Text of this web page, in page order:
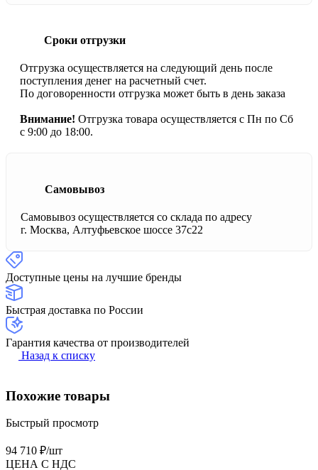
Сроки отгрузки
Отгрузка осуществляется на следующий день после
поступления денег на расчетный счет.
По договоренности отгрузка может быть в день заказа
Внимание! Отгрузка товара осуществляется с Пн по Сб
с 9:00 до 18:00.
Самовывоз
Самовывоз осуществляется со склада по адресу
г. Москва, Алтуфьевское шоссе 37с22
Доступные цены на лучшие бренды
Быстрая доставка по России
Гарантия качества от производителей
Назад к списку
Похожие товары
Быстрый просмотр
94 710 ₽/шт
ЦЕНА С НДС